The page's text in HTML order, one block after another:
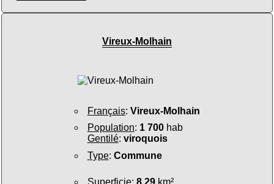
Vireux-Molhain
Français: Vireux-Molhain
Population: 1 700hab
Gentilé: viroquois
Type: Commune